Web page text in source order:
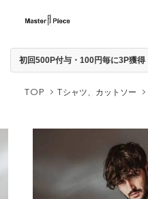
初回500P付与・100円毎に3P獲得
TOP Tシャツ、カットソー